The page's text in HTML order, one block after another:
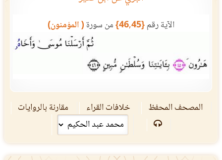
الآية رقم{46,45} من سورة( المؤمنون)
المصحف المحفظ خلافات القراء مقارنة بالروايات